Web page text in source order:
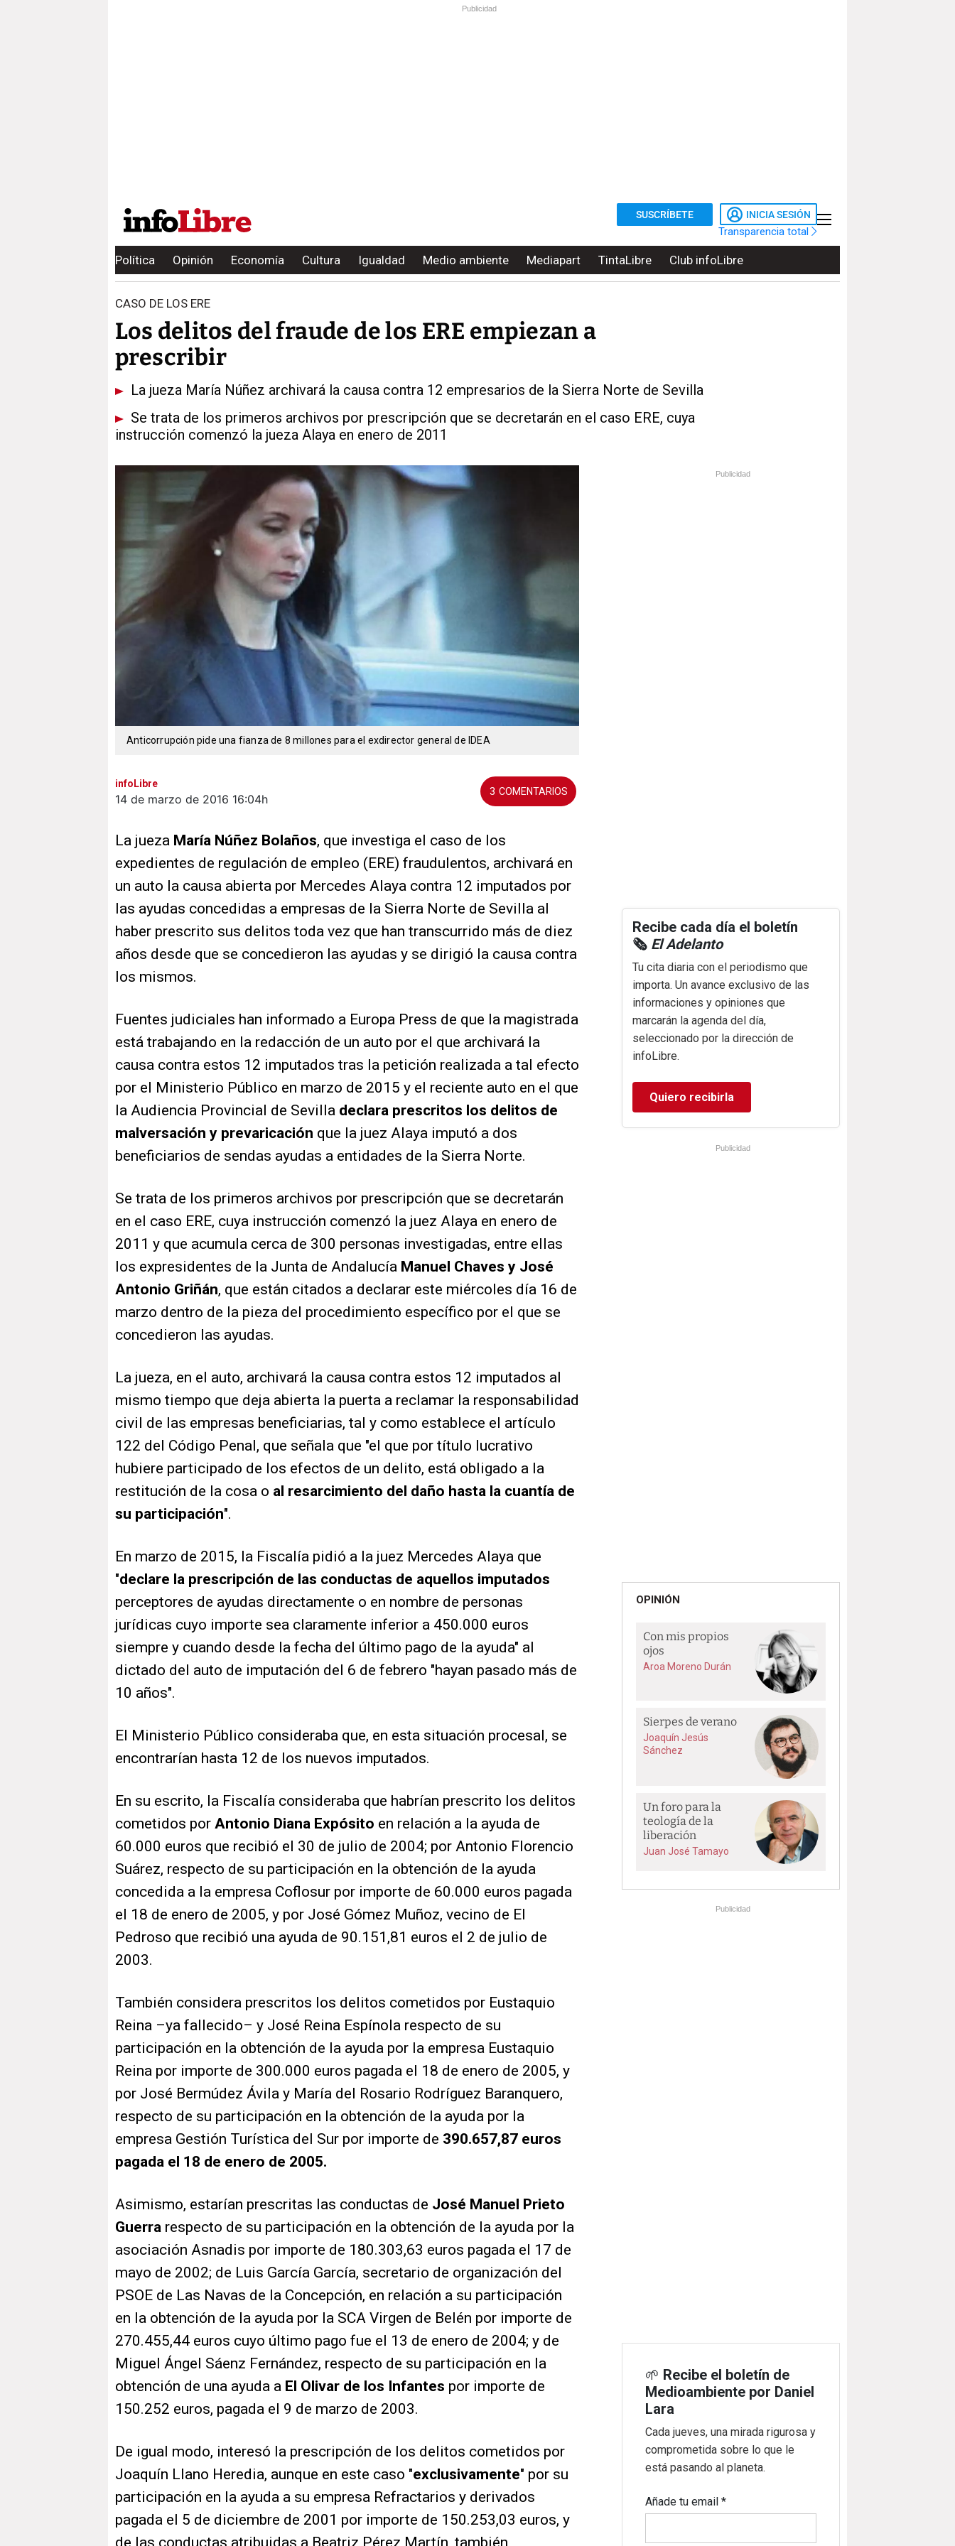
Publicidad
SUSCRÍBETE INICIA SESIÓN
Transparencia total
Política Opinión Economía Cultura Igualdad Medio ambiente Mediapart TintaLibre Club infoLibre
CASO DE LOS ERE
Los delitos del fraude de los ERE empiezan a
prescribir
La jueza María Núñez archivará la causa contra 12 empresarios de la Sierra Norte de Sevilla
Se trata de los primeros archivos por prescripción que se decretarán en el caso ERE, cuya
instrucción comenzó la jueza Alaya en enero de 2011
Anticorrupción pide una fianza de 8 millones para el exdirector general de IDEA
infoLibre
14 de marzo de 2016 16:04h
3
La jueza María Núñez Bolaños, que investiga el caso de los
expedientes de regulación de empleo (ERE) fraudulentos, archivará en
un auto la causa abierta por Mercedes Alaya contra 12 imputados por
las ayudas concedidas a empresas de la Sierra Norte de Sevilla al
haber prescrito sus delitos toda vez que han transcurrido más de diez
años desde que se concedieron las ayudas y se dirigió la causa contra
los mismos.
Fuentes judiciales han informado a Europa Press de que la magistrada
está trabajando en la redacción de un auto por el que archivará la
causa contra estos 12 imputados tras la petición realizada a tal efecto
por el Ministerio Público en marzo de 2015 y el reciente auto en el que
la Audiencia Provincial de Sevilla declara prescritos los delitos de
malversación y prevaricación que la juez Alaya imputó a dos
beneficiarios de sendas ayudas a entidades de la Sierra Norte.
Se trata de los primeros archivos por prescripción que se decretarán
en el caso ERE, cuya instrucción comenzó la juez Alaya en enero de
2011 y que acumula cerca de 300 personas investigadas, entre ellas
los expresidentes de la Junta de Andalucía Manuel Chaves y José
Antonio Griñán, que están citados a declarar este miércoles día 16 de
marzo dentro de la pieza del procedimiento específico por el que se
concedieron las ayudas.
La jueza, en el auto, archivará la causa contra estos 12 imputados al
mismo tiempo que deja abierta la puerta a reclamar la responsabilidad
civil de las empresas beneficiarias, tal y como establece el artículo
122 del Código Penal, que señala que "el que por título lucrativo
hubiere participado de los efectos de un delito, está obligado a la
restitución de la cosa o al resarcimiento del daño hasta la cuantía de
su participación".
En marzo de 2015, la Fiscalía pidió a la juez Mercedes Alaya que
"declare la prescripción de las conductas de aquellos imputados
perceptores de ayudas directamente o en nombre de personas
jurídicas cuyo importe sea claramente inferior a 450.000 euros
siempre y cuando desde la fecha del último pago de la ayuda" al
dictado del auto de imputación del 6 de febrero "hayan pasado más de
10 años".
El Ministerio Público consideraba que, en esta situación procesal, se
encontrarían hasta 12 de los nuevos imputados.
En su escrito, la Fiscalía consideraba que habrían prescrito los delitos
cometidos por Antonio Diana Expósito en relación a la ayuda de
60.000 euros que recibió el 30 de julio de 2004; por Antonio Florencio
Suárez, respecto de su participación en la obtención de la ayuda
concedida a la empresa Coflosur por importe de 60.000 euros pagada
el 18 de enero de 2005, y por José Gómez Muñoz, vecino de El
Pedroso que recibió una ayuda de 90.151,81 euros el 2 de julio de
2003.
También considera prescritos los delitos cometidos por Eustaquio
Reina –ya fallecido– y José Reina Espínola respecto de su
participación en la obtención de la ayuda por la empresa Eustaquio
Reina por importe de 300.000 euros pagada el 18 de enero de 2005, y
por José Bermúdez Ávila y María del Rosario Rodríguez Baranquero,
respecto de su participación en la obtención de la ayuda por la
empresa Gestión Turística del Sur por importe de 390.657,87 euros
pagada el 18 de enero de 2005.
Asimismo, estarían prescritas las conductas de José Manuel Prieto
Guerra respecto de su participación en la obtención de la ayuda por la
asociación Asnadis por importe de 180.303,63 euros pagada el 17 de
mayo de 2002; de Luis García García, secretario de organización del
PSOE de Las Navas de la Concepción, en relación a su participación
en la obtención de la ayuda por la SCA Virgen de Belén por importe de
270.455,44 euros cuyo último pago fue el 13 de enero de 2004; y de
Miguel Ángel Sáenz Fernández, respecto de su participación en la
obtención de una ayuda a El Olivar de los Infantes por importe de
150.252 euros, pagada el 9 de marzo de 2003.
De igual modo, interesó la prescripción de los delitos cometidos por
Joaquín Llano Heredia, aunque en este caso "exclusivamente" por su
participación en la ayuda a su empresa Refractarios y derivados
pagada el 5 de diciembre de 2001 por importe de 150.253,03 euros, y
Publicidad
Recibe cada día el boletín
🗞️ El Adelanto
Tu cita diaria con el periodismo que
importa. Un avance exclusivo de las
informaciones y opiniones que
marcarán la agenda del día,
seleccionado por la dirección de
infoLibre.
Quiero recibirla
Publicidad
OPINIÓN
Con mis propios
ojos
Aroa Moreno Durán
Sierpes de verano
Joaquín Jesús
Sánchez
Un foro para la
teología de la
liberación
Juan José Tamayo
Publicidad
🌱 Recibe el boletín de
Medioambiente por Daniel
Lara
Cada jueves, una mirada rigurosa y
comprometida sobre lo que le
está pasando al planeta.
Añade tu email*